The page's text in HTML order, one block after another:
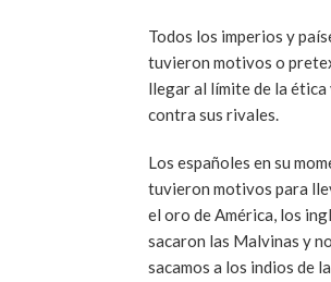
Todos los imperios y
tuvieron motivos o
llegar al límite de la ética
contra sus rivales.
Los españoles en su
tuvieron motivos para
el oro de América, los
sacaron las Malvinas y
sacamos a los indios de la